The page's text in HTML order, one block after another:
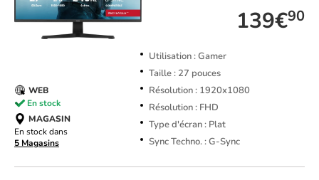
139€90
Utilisation : Gamer
Taille : 27 pouces
Résolution : 1920x1080
Résolution : FHD
Type d'écran : Plat
Sync Techno. : G-Sync
WEB
En stock
MAGASIN
En stock dans
5 Magasins